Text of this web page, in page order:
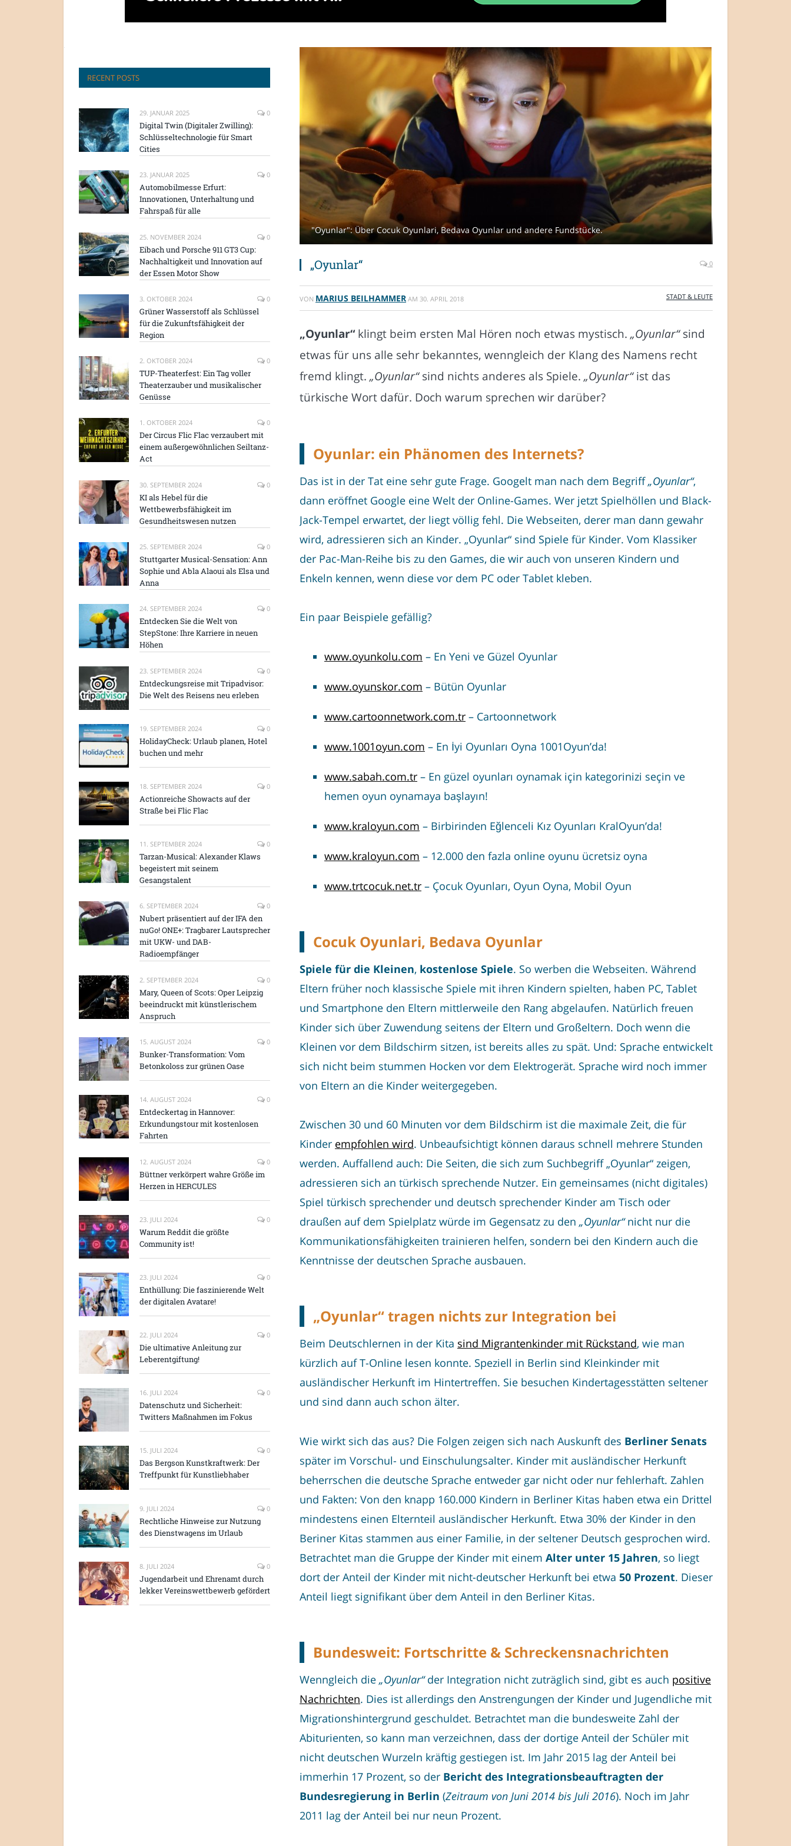
"Oyunlar": Über Cocuk Oyunlari, Bedava Oyunlar und andere Fundstücke.
„Oyunlar“ 0
VON MARIUS BEILHAMMER AM 30. APRIL 2018 STADT & LEUTE
„Oyunlar“ klingt beim ersten Mal Hören noch etwas mystisch. „Oyunlar“sind
etwas für uns alle sehr bekanntes, wenngleich der Klang des Namens recht
fremd klingt. „Oyunlar“sind nichts anderes als Spiele. „Oyunlar“ist das
türkische Wort dafür. Doch warum sprechen wir darüber?
Oyunlar: ein Phänomen des Internets?
Das ist in der Tat eine sehr gute Frage. Googelt man nach dem Begriff„Oyunlar“,
dann eröffnet Google eine Welt der Online-Games. Wer jetzt Spielhöllen und Black-
Jack-Tempel erwartet, der liegt völlig fehl. Die Webseiten, derer man dann gewahr
wird, adressieren sich an Kinder. „Oyunlar“ sind Spiele für Kinder. Vom Klassiker
der Pac-Man-Reihe bis zu den Games, die wir auch von unseren Kindern und
Enkeln kennen, wenn diese vor dem PC oder Tablet kleben.
Ein paar Beispiele gefällig?
www.oyunkolu.com – En Yeni ve Güzel Oyunlar
www.oyunskor.com – Bütün Oyunlar
www.cartoonnetwork.com.tr – Cartoonnetwork
www.1001oyun.com – En İyi Oyunları Oyna 1001Oyun’da!
www.sabah.com.tr – En güzel oyunları oynamak için kategorinizi seçin ve
hemen oyun oynamaya başlayın!
www.kraloyun.com – Birbirinden Eğlenceli Kız Oyunları KralOyun’da!
www.kraloyun.com – 12.000 den fazla online oyunu ücretsiz oyna
www.trtcocuk.net.tr – Çocuk Oyunları, Oyun Oyna, Mobil Oyun
Cocuk Oyunlari, Bedava Oyunlar
Spiele für die Kleinen, kostenlose Spiele. So werben die Webseiten. Während
Eltern früher noch klassische Spiele mit ihren Kindern spielten, haben PC, Tablet
und Smartphone den Eltern mittlerweile den Rang abgelaufen. Natürlich freuen
Kinder sich über Zuwendung seitens der Eltern und Großeltern. Doch wenn die
Kleinen vor dem Bildschirm sitzen, ist bereits alles zu spät. Und: Sprache entwickelt
sich nicht beim stummen Hocken vor dem Elektrogerät. Sprache wird noch immer
von Eltern an die Kinder weitergegeben.
Zwischen 30 und 60 Minuten vor dem Bildschirm ist die maximale Zeit, die für
Kinder empfohlen wird. Unbeaufsichtigt können daraus schnell mehrere Stunden
werden. Auffallend auch: Die Seiten, die sich zum Suchbegriff „Oyunlar“ zeigen,
adressieren sich an türkisch sprechende Nutzer. Ein gemeinsames (nicht digitales)
Spiel türkisch sprechender und deutsch sprechender Kinder am Tisch oder
draußen auf dem Spielplatz würde im Gegensatz zu den „Oyunlar“nicht nur die
Kommunikationsfähigkeiten trainieren helfen, sondern bei den Kindern auch die
Kenntnisse der deutschen Sprache ausbauen.
„Oyunlar“ tragen nichts zur Integration bei
Beim Deutschlernen in der Kita sind Migrantenkinder mit Rückstand, wie man
kürzlich auf T-Online lesen konnte. Speziell in Berlin sind Kleinkinder mit
ausländischer Herkunft im Hintertreffen. Sie besuchen Kindertagesstätten seltener
und sind dann auch schon älter.
Wie wirkt sich das aus? Die Folgen zeigen sich nach Auskunft des Berliner Senats
später im Vorschul- und Einschulungsalter. Kinder mit ausländischer Herkunft
beherrschen die deutsche Sprache entweder gar nicht oder nur fehlerhaft. Zahlen
und Fakten: Von den knapp 160.000 Kindern in Berliner Kitas haben etwa ein Drittel
mindestens einen Elternteil ausländischer Herkunft. Etwa 30% der Kinder in den
Beriner Kitas stammen aus einer Familie, in der seltener Deutsch gesprochen wird.
Betrachtet man die Gruppe der Kinder mit einem Alter unter 15 Jahren, so liegt
dort der Anteil der Kinder mit nicht-deutscher Herkunft bei etwa 50 Prozent. Dieser
Anteil liegt signifikant über dem Anteil in den Berliner Kitas.
Bundesweit: Fortschritte & Schreckensnachrichten
Wenngleich die „Oyunlar“der Integration nicht zuträglich sind, gibt es auch positive
Nachrichten. Dies ist allerdings den Anstrengungen der Kinder und Jugendliche mit
Migrationshintergrund geschuldet. Betrachtet man die bundesweite Zahl der
Abiturienten, so kann man verzeichnen, dass der dortige Anteil der Schüler mit
nicht deutschen Wurzeln kräftig gestiegen ist. Im Jahr 2015 lag der Anteil bei
immerhin 17 Prozent, so der Bericht des Integrationsbeauftragten der
Bundesregierung in Berlin (Zeitraum von Juni 2014 bis Juli 2016). Noch im Jahr
2011 lag der Anteil bei nur neun Prozent.
RECENT POSTS
29. JANUAR 2025 0
Digital Twin (Digitaler Zwilling):
Schlüsseltechnologie für Smart
Cities
23. JANUAR 2025 0
Automobilmesse Erfurt:
Innovationen, Unterhaltung und
Fahrspaß für alle
25. NOVEMBER 2024 0
Eibach und Porsche 911 GT3 Cup:
Nachhaltigkeit und Innovation auf
der Essen Motor Show
3. OKTOBER 2024 0
Grüner Wasserstoff als Schlüssel
für die Zukunftsfähigkeit der
Region
2. OKTOBER 2024 0
TUP-Theaterfest: Ein Tag voller
Theaterzauber und musikalischer
Genüsse
1. OKTOBER 2024 0
Der Circus Flic Flac verzaubert mit
einem außergewöhnlichen Seiltanz-
Act
30. SEPTEMBER 2024 0
KI als Hebel für die
Wettbewerbsfähigkeit im
Gesundheitswesen nutzen
25. SEPTEMBER 2024 0
Stuttgarter Musical-Sensation: Ann
Sophie und Abla Alaoui als Elsa und
Anna
24. SEPTEMBER 2024 0
Entdecken Sie die Welt von
StepStone: Ihre Karriere in neuen
Höhen
23. SEPTEMBER 2024 0
Entdeckungsreise mit Tripadvisor:
Die Welt des Reisens neu erleben
19. SEPTEMBER 2024 0
HolidayCheck: Urlaub planen, Hotel
buchen und mehr
18. SEPTEMBER 2024 0
Actionreiche Showacts auf der
Straße bei Flic Flac
11. SEPTEMBER 2024 0
Tarzan-Musical: Alexander Klaws
begeistert mit seinem
Gesangstalent
6. SEPTEMBER 2024 0
Nubert präsentiert auf der IFA den
nuGo! ONE+: Tragbarer Lautsprecher
mit UKW- und DAB-
Radioempfänger
2. SEPTEMBER 2024 0
Mary, Queen of Scots: Oper Leipzig
beeindruckt mit künstlerischem
Anspruch
15. AUGUST 2024 0
Bunker-Transformation: Vom
Betonkoloss zur grünen Oase
14. AUGUST 2024 0
Entdeckertag in Hannover:
Erkundungstour mit kostenlosen
Fahrten
12. AUGUST 2024 0
Büttner verkörpert wahre Größe im
Herzen in HERCULES
23. JULI 2024 0
Warum Reddit die größte
Community ist!
23. JULI 2024 0
Enthüllung: Die faszinierende Welt
der digitalen Avatare!
22. JULI 2024 0
Die ultimative Anleitung zur
Leberentgiftung!
16. JULI 2024 0
Datenschutz und Sicherheit:
Twitters Maßnahmen im Fokus
15. JULI 2024 0
Das Bergson Kunstkraftwerk: Der
Treffpunkt für Kunstliebhaber
9. JULI 2024 0
Rechtliche Hinweise zur Nutzung
des Dienstwagens im Urlaub
8. JULI 2024 0
Jugendarbeit und Ehrenamt durch
lekker Vereinswettbewerb gefördert